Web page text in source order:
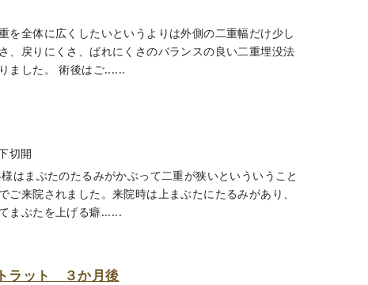
を全体に広くしたいというよりは外側の二重幅だけ少し
、戻りにくさ、ばれにくさのバランスの良い二重埋没法
ました。 術後はご......
切開
はまぶたのたるみがかぶって二重が狭いといういうこと
ご来院されました。来院時は上まぶたにたるみがあり、
まぶたを上げる癖......
ラット ３か月後